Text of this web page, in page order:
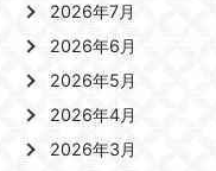
2026年7月
2026年6月
2026年5月
2026年4月
2026年3月